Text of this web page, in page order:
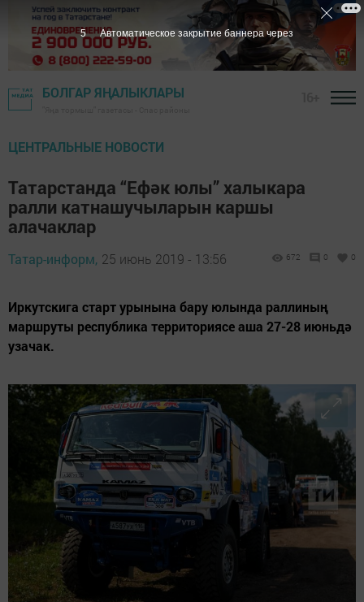
БОЛГАР ЯҢАЛЫКЛАРЫ
ЦЕНТРАЛЬНЫЕ НОВОСТИ
Татарстанда “Ефәк юлы” халыкара
ралли катнашучыларын каршы
алачаклар
Татар-информ, 25 июнь 2019 - 13:56 672 0 0
Иркутскига старт урынына бару юлында раллиның
маршруты республика территориясе аша 27-28 июньдә
узачак.
4 Автоматическое закрытие баннера через